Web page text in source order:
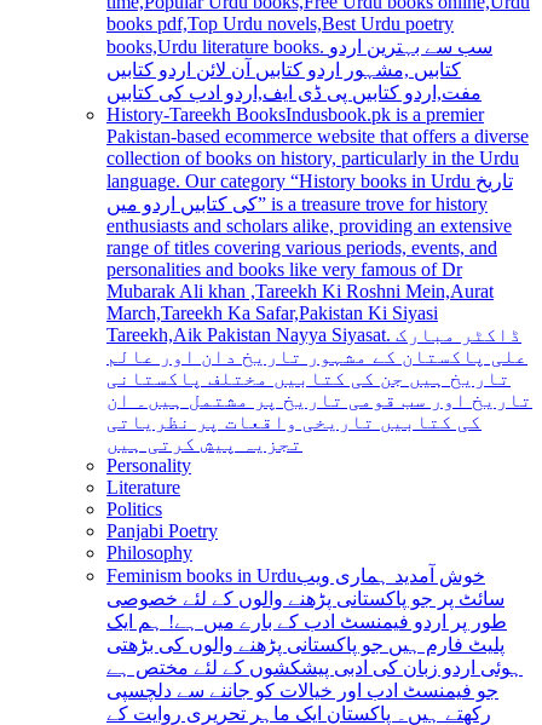
books pdf,Top Urdu novels,Best Urdu poetry
books,Urdu literature books. سب سے بہترین اردو
کتابیں ,مشہور اردو کتابیں آن لائن اردو کتابیں
مفت,اردو کتابیں پی ڈی ایف,اردو ادب کی کتابیں
History-Tareekh BooksIndusbook.pk is a premier
Pakistan-based ecommerce website that offers a diverse
collection of books on history, particularly in the Urdu
language. Our category “History books in Urdu تاریخ
کی کتابیں اردو میں” is a treasure trove for history
enthusiasts and scholars alike, providing an extensive
range of titles covering various periods, events, and
personalities and books like very famous of Dr
Mubarak Ali khan ,Tareekh Ki Roshni Mein,Aurat
March,Tareekh Ka Safar,Pakistan Ki Siyasi
Tareekh,Aik Pakistan Nayya Siyasat. ڈاکٹر مبارک
علی پاکستان کے مشہور تاریخ دان اور عالم
تاریخ ہیں جن کی کتابیں مختلف پاکستانی
تاریخ اور سب قومی تاریخ پر مشتمل ہیں۔ ان
کی کتابیں تاریخی واقعات پر نظریاتی
تجزیہ پیش کرتی ہیں
Personality
Literature
Politics
Panjabi Poetry
Philosophy
Feminism books in Urduخوش آمدید ہماری ویب
سائٹ پر جو پاکستانی پڑھنے والوں کے لئے خصوصی
طور پر اردو فیمنسٹ ادب کے بارے میں ہے! ہم ایک
پلیٹ فارم ہیں جو پاکستانی پڑھنے والوں کی بڑھتی
ہوئی اردو زبان کی ادبی پیشکشوں کے لئے مختص ہے
جو فیمنسٹ ادب اور خیالات کو جاننے سے دلچسپی
رکھتے ہیں۔ پاکستان ایک ماہر تحریری روایت کے